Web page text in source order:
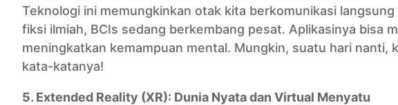
Teknologi ini memungkinkan otak kita berkomunikasi
fiksi ilmiah, BCIs sedang berkembang pesat. Aplikasinya bisa
meningkatkan kemampuan mental. Mungkin, suatu hari nanti,
kata-katanya!
5. Extended Reality (XR): Dunia Nyata dan Virtual Menyatu